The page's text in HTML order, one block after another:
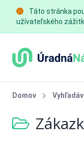
Táto stránka
užívateľského
Domov